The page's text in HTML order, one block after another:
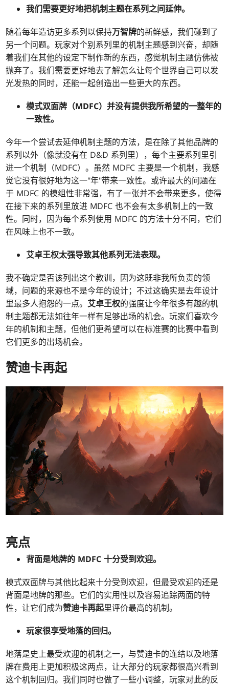
我们需要更好地把机制主题在系列之间延伸。
随着每年造访更多系列以保持万智牌的新鲜感，我们碰到了
另一个问题。玩家对个别系列里的机制主题感到兴奋，却随
着我们在其他的设定下制作新的东西，感觉机制主题仿佛被
抛弃了。我们需要更好地去了解怎么让每个世界自己可以发
光发热的同时，还能一起创造出一些更大的东西。
模式双面牌（MDFC）并没有提供我所希望的一整年的
一致性。
今年一个尝试去延伸机制主题的方法，是在除了其他品牌的
系列以外（像就没有在 D&D 系列里），每个主要系列里引
进一个机制（MDFC）。虽然 MDFC 主要是一个机制，我感
觉它没有很好地为这一"年"带来一致性。或许最大的问题在
于 MDFC 的模组性非常强，有了一张并不会带来更多，使得
在接下来的系列里放进 MDFC 也不会有太多机制上的一致
性。同时，因为每个系列使用 MDFC 的方法十分不同，它们
在风味上也不一致。
艾卓王权太强导致其他系列无法表现。
我不确定是否该列出这个教训，因为这既非我所负责的领
域，问题的来源也不是今年的设计；不过这确实是去年设计
里最多人抱怨的一点。 艾卓王权的强度让今年很多有趣的机
制主题都无法如往年一样有足够出场的机会。玩家们喜欢今
年的机制和主题，但他们更希望可以在标准赛的比赛中看到
它们更多的出场机会。
赞迪卡再起
亮点
背面是地牌的 MDFC 十分受到欢迎。
模式双面牌与其他比起来十分受到欢迎，但最受欢迎的还是
背面是地牌的那些。它们的实用性以及容易追踪两面的特
性，让它们成为赞迪卡再起里评价最高的机制。
玩家很享受地落的回归。
地落是史上最受欢迎的机制之一，与赞迪卡的连结以及地落
牌在费用上更加积极这两点，让大部分的玩家都很高兴看到
这个机制回归。我们同时也做了一些小调整，玩家对此的反